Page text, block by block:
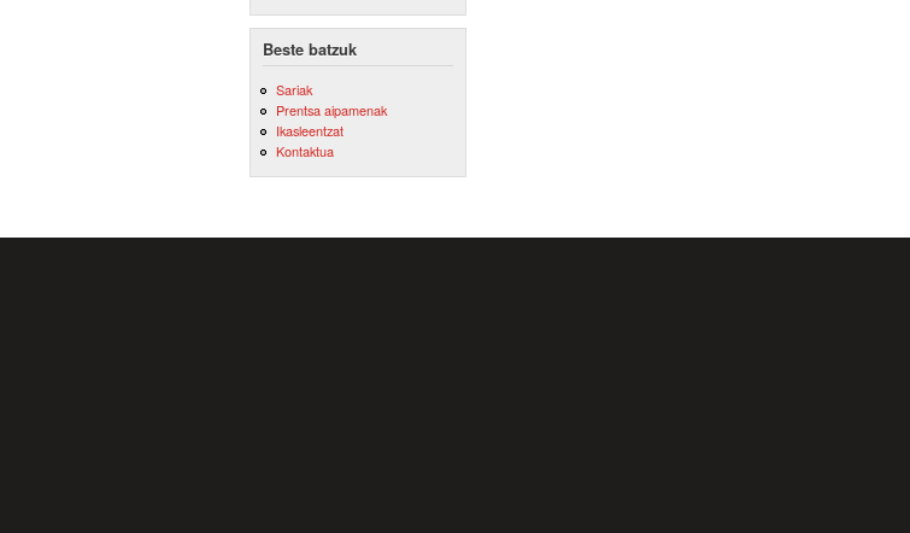
Beste batzuk
Sariak
Prentsa aipamenak
Ikasleentzat
Kontaktua